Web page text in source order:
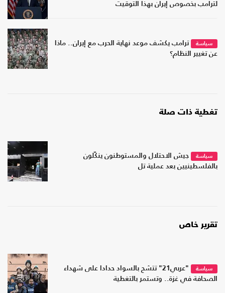
لترامب بخصوص إيران بهذا التوقيت
سياسة
ترامب يكشف موعد نهاية الحرب مع إيران.. ماذا
عن تغيير النظام؟
تغطية ذات صلة
سياسة
جيش الاحتلال والمستوطنون ينكّلون
بالفلسطينيين بعد عملية تل
تقرير خاص
سياسة
"عربي21" تتشح بالسواد حدادا على شهداء
الصحافة في غزة.. وتستمر بالتغطية